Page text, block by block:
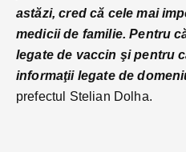
astăzi, cred că cele mai
medicii de familie. Pentru
legate de vaccin şi pentru
informaţii legate de
prefectul Stelian Dolha.